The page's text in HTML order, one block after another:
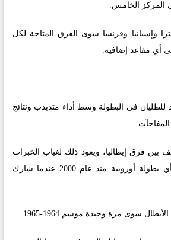
المركز الخامس.
وإسبانيا وفرنسا سوى الفرق المتاحة لكل
أي مقاعد إضافية.
في البطولة وسط أداء متذبذب ونتائج
بين فرق إيطاليا، ويعود ذلك لغياب الخبرات
اللازمة حيث لم يظهر بأي بطولة أوروبية منذ عام 2000 عندما شارك
سوى مرة وحيدة موسم 1964-1965.